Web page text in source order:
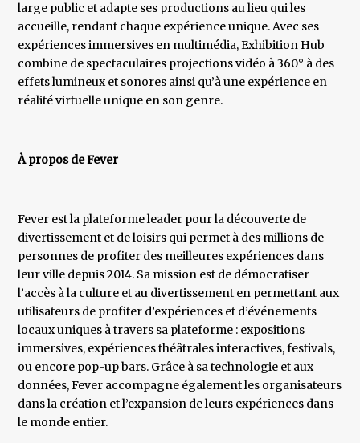
large public et adapte ses productions au lieu qui les
accueille, rendant chaque expérience unique. Avec ses
expériences immersives en multimédia, Exhibition Hub
combine de spectaculaires projections vidéo à 360° à des
effets lumineux et sonores ainsi qu’à une expérience en
réalité virtuelle unique en son genre.
À propos de Fever
Fever est la plateforme leader pour la découverte de
divertissement et de loisirs qui permet à des millions de
personnes de profiter des meilleures expériences dans
leur ville depuis 2014. Sa mission est de démocratiser
l’accès à la culture et au divertissement en permettant aux
utilisateurs de profiter d’expériences et d’événements
locaux uniques à travers sa plateforme : expositions
immersives, expériences théâtrales interactives, festivals,
ou encore pop-up bars. Grâce à sa technologie et aux
données, Fever accompagne également les organisateurs
dans la création et l’expansion de leurs expériences dans
le monde entier.